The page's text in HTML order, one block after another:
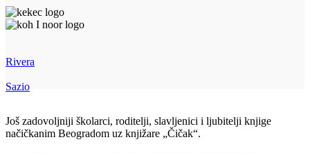
Rivera
Sazio
Još zadovoljniji školarci, roditelji, slavljenici i ljubitelji knjige
načičkanim Beogradom uz knjižare „Čičak“.